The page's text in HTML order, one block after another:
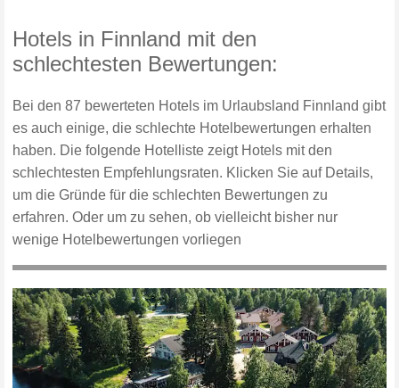
Hotels in Finnland mit den
schlechtesten Bewertungen:
Bei den 87 bewerteten Hotels im Urlaubsland Finnland gibt
es auch einige, die schlechte Hotelbewertungen erhalten
haben. Die folgende Hotelliste zeigt Hotels mit den
schlechtesten Empfehlungsraten. Klicken Sie auf Details,
um die Gründe für die schlechten Bewertungen zu
erfahren. Oder um zu sehen, ob vielleicht bisher nur
wenige Hotelbewertungen vorliegen